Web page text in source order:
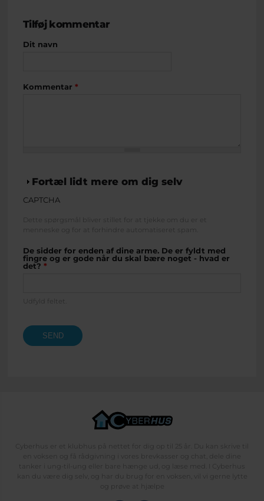
Tilføj kommentar
Dit navn
Kommentar *
Vis
Fortæl lidt mere om dig selv
CAPTCHA
Dette spørgsmål bliver stillet for at tjekke om du er et
menneske og for at forhindre automatiseret spam.
De sidder for enden af dine arme. De er fyldt med
fingre og er gode når du skal bære noget - hvad er
det? *
Udfyld feltet.
Cyberhus er et klubhus på nettet for dig op til 25 år. Du kan skrive til
en voksen og få rådgivning i vores brevkasser og chat, dele dine
tanker i ung-til-ung eller bare hænge ud, og læse med. I Cyberhus
kan du være dig selv, og har du brug for en voksen, vil vi gerne lytte
og prøve at hjælpe